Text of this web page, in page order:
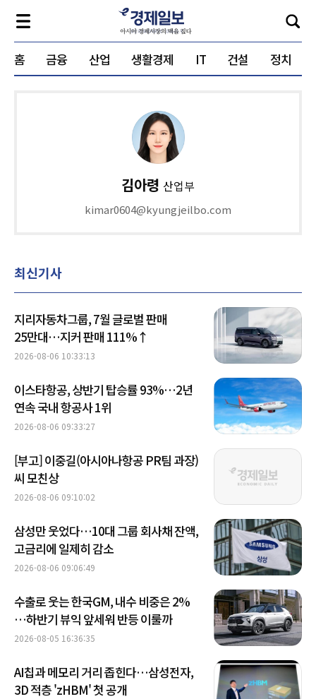
홈 금융 산업 생활경제 IT 건설 정치
김아령 산업부
kimar0604@kyungjeilbo.com
최신기사
지리자동차그룹, 7월 글로벌 판매
25만대…지커 판매 111%↑
2026-08-06 10:33:13
이스타항공, 상반기 탑승률 93%…2년
연속 국내 항공사 1위
2026-08-06 09:33:27
[부고] 이중길(아시아나항공 PR팀 과장)
씨 모친상
2026-08-06 09:10:02
삼성만 웃었다…10대 그룹 회사채 잔액,
고금리에 일제히 감소
2026-08-06 09:06:49
수출로 웃는 한국GM, 내수 비중은 2%
…하반기 뷰익 앞세워 반등 이룰까
2026-08-05 16:36:35
AI칩과 메모리 거리 좁힌다…삼성전자,
3D 적층 'zHBM' 첫 공개